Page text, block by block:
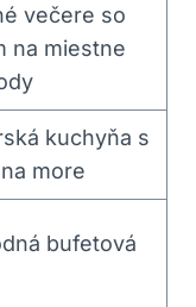
večere so
na miestne
kuchyňa s
more
bufetová